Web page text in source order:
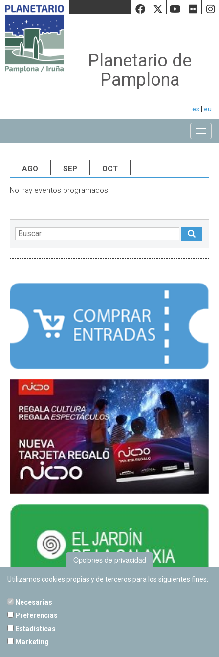
Facebook
Twiiter
Planetario de
Pamplona
es eu
AGO SEP OCT
No hay eventos programados.
Opciones de privacidad
Utilizamos cookies propias y de terceros para los siguientes fines:
Necesarias
Preferencias
Estadísticas
Marketing